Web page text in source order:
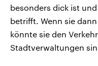
besonders dick ist
betrifft. Wenn sie
könnte sie den
Stadtverwaltungen